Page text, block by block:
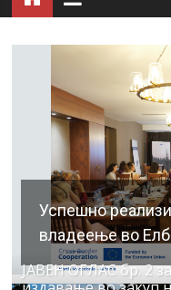
Успешно
владеење во
ЈАВЕН ОГЛАС бр. 2 за